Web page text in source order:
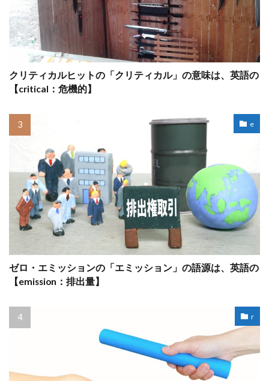
クリティカルヒットの「クリティカル」の意味は、英語の
【critical：危機的】
e
ゼロ・エミッションの「エミッション」の語源は、英語の
【emission：排出量】
r